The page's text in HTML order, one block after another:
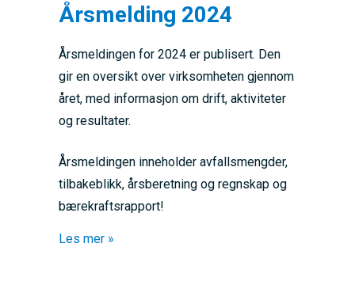
Årsmelding 2024
Årsmeldingen for 2024 er publisert. Den
gir en oversikt over virksomheten gjennom
året, med informasjon om drift, aktiviteter
og resultater.
Årsmeldingen inneholder avfallsmengder,
tilbakeblikk, årsberetning og regnskap og
bærekraftsrapport!
Les mer »